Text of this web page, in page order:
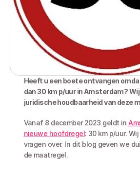
Heeft u een boete ontvangen
dan 30 km p/uur in Amsterdam?
juridische houdbaarheid van deze
Vanaf 8 december 2023 geldt in
nieuwe hoofdregel: 30 km p/uur.
vragen over. In dit blog geven we
de maatregel.